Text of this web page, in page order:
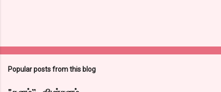
Popular posts from this blog